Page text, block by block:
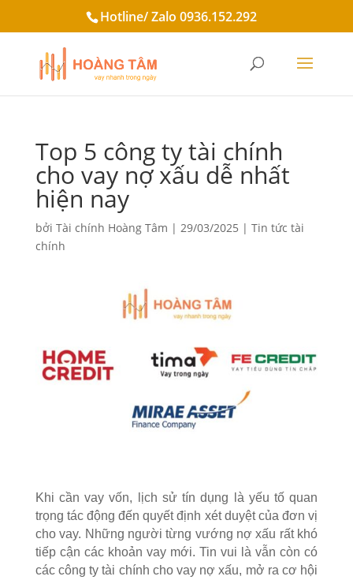
Hotline/ Zalo 0936.152.292
Top 5 công ty tài chính
cho vay nợ xấu dễ nhất
hiện nay
bởi Tài chính Hoàng Tâm | 29/03/2025 | Tin tức tài
chính
Khi cần vay vốn, lịch sử tín dụng là yếu tố quan
trọng tác động đến quyết định xét duyệt của đơn vị
cho vay. Những người từng vướng nợ xấu rất khó
tiếp cận các khoản vay mới. Tin vui là vẫn còn có
các công ty tài chính cho vay nợ xấu, mở ra cơ hội